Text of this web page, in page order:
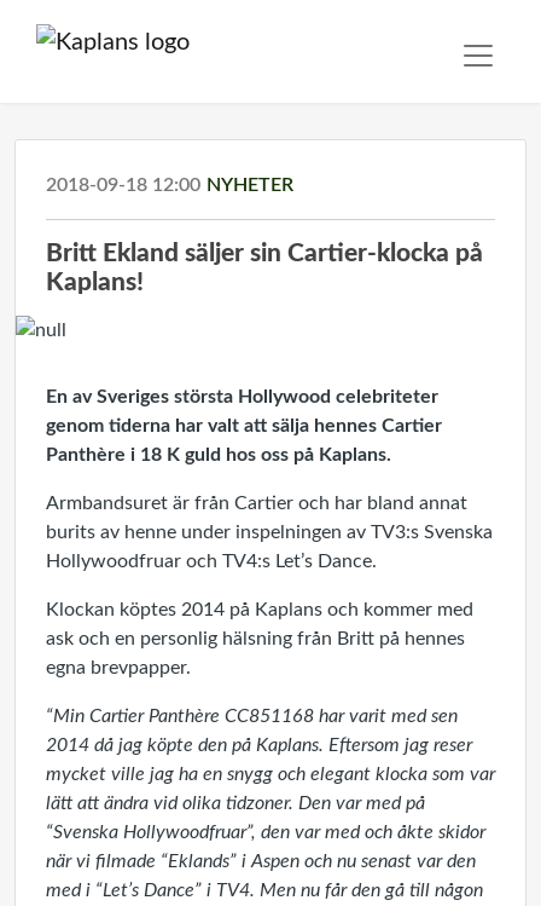
2018-09-18 12:00 NYHETER
Britt Ekland säljer sin Cartier-klocka på
Kaplans!
En av Sveriges största Hollywood celebriteter
genom tiderna har valt att sälja hennes Cartier
Panthère i 18 K guld hos oss på Kaplans.
Armbandsuret är från Cartier och har bland annat
burits av henne under inspelningen av TV3:s Svenska
Hollywoodfruar och TV4:s Let’s Dance.
Klockan köptes 2014 på Kaplans och kommer med
ask och en personlig hälsning från Britt på hennes
egna brevpapper.
“Min Cartier Panthère CC851168 har varit med sen
2014 då jag köpte den på Kaplans. Eftersom jag reser
mycket ville jag ha en snygg och elegant klocka som var
lätt att ändra vid olika tidzoner. Den var med på
“Svenska Hollywoodfruar”, den var med och åkte skidor
när vi filmade “Eklands” i Aspen och nu senast var den
med i “Let’s Dance” i TV4. Men nu får den gå till någon